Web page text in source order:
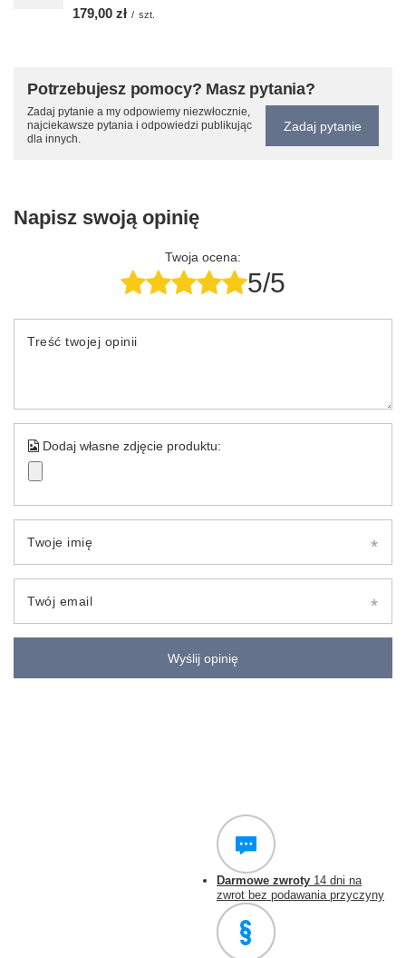
179,00 zł / szt.
Potrzebujesz pomocy? Masz pytania?
Zadaj pytanie a my odpowiemy niezwłocznie,
najciekawsze pytania i odpowiedzi publikując
dla innych.
Zadaj pytanie
Napisz swoją opinię
Twoja ocena:
5/5
Treść twojej opinii
Dodaj własne zdjęcie produktu:
Twoje imię
Twój email
Wyślij opinię
Darmowe zwroty 14 dni na
zwrot bez podawania przyczyny